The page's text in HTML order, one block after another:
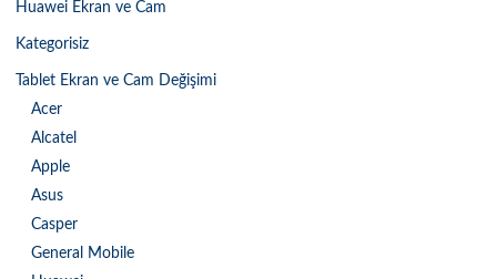
Huawei Ekran ve Cam
Kategorisiz
Tablet Ekran ve Cam Değişimi
Acer
Alcatel
Apple
Asus
Casper
General Mobile